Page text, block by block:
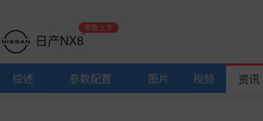
日产NX8
新款上市
综述 参数配置 图片 视频 资讯